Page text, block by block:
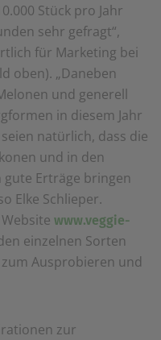
Stück pro Jahr
sehr gefragt“,
für Marketing bei
oben). „Daneben
und generell
in diesem Jahr
natürlich, dass die
und in den
Erträge bringen
Elke Schlieper.
www.veggie-
einzelnen Sorten
Ausprobieren und
zur